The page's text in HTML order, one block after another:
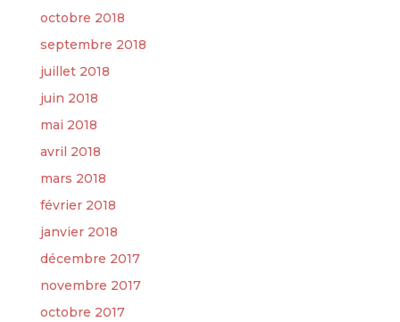
octobre 2018
septembre 2018
juillet 2018
juin 2018
mai 2018
avril 2018
mars 2018
février 2018
janvier 2018
décembre 2017
novembre 2017
octobre 2017